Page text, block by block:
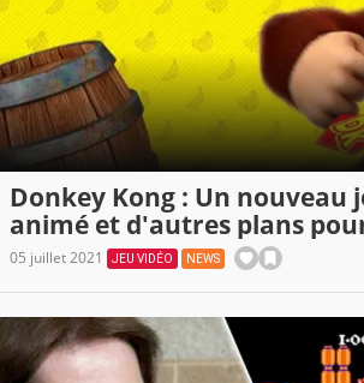
Donkey Kong : Un nouveau
animé et d'autres plans
05 juillet 2021 JEU VIDÉO NEWS